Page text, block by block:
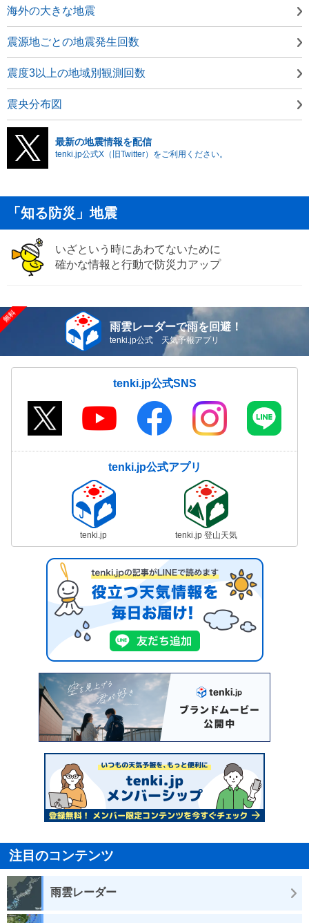
海外の大きな地震
震源地ごとの地震発生回数
震度3以上の地域別観測回数
震央分布図
最新の地震情報を配信
tenki.jp公式X（旧Twitter）をご利用ください。
「知る防災」地震
いざという時にあわてないために
確かな情報と行動で防災力アップ
雨雲レーダーで雨を回避！
tenki.jp公式 天気予報アプリ
tenki.jp公式SNS
tenki.jp公式アプリ
tenki.jp tenki.jp 登山天気
注目のコンテンツ
雨雲レーダー